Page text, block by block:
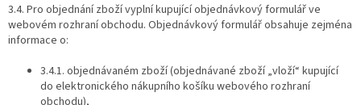
3.4. Pro objednání zboží vyplní kupující objednávkový formulář ve
webovém rozhraní obchodu. Objednávkový formulář obsahuje zejména
informace o:
3.4.1. objednávaném zboží (objednávané zboží „vloží“ kupující
do elektronického nákupního košíku webového rozhraní
obchodu),